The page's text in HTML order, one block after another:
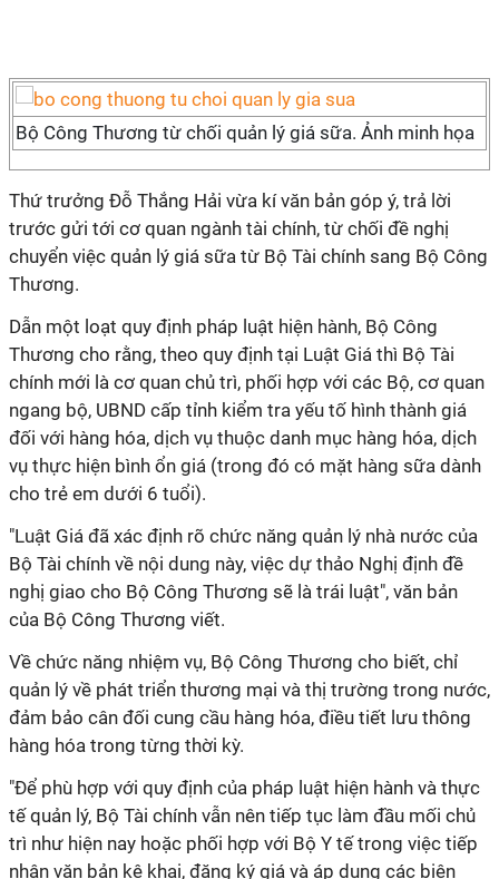
Bộ Công Thương từ chối quản lý giá sữa. Ảnh minh họa
Thứ trưởng Đỗ Thắng Hải vừa kí văn bản góp ý, trả lời
trước gửi tới cơ quan ngành tài chính, từ chối đề nghị
chuyển việc quản lý giá sữa từ Bộ Tài chính sang Bộ Công
Thương.
Dẫn một loạt quy định pháp luật hiện hành, Bộ Công
Thương cho rằng, theo quy định tại Luật Giá thì Bộ Tài
chính mới là cơ quan chủ trì, phối hợp với các Bộ, cơ quan
ngang bộ, UBND cấp tỉnh kiểm tra yếu tố hình thành giá
đối với hàng hóa, dịch vụ thuộc danh mục hàng hóa, dịch
vụ thực hiện bình ổn giá (trong đó có mặt hàng sữa dành
cho trẻ em dưới 6 tuổi).
"Luật Giá đã xác định rõ chức năng quản lý nhà nước của
Bộ Tài chính về nội dung này, việc dự thảo Nghị định đề
nghị giao cho Bộ Công Thương sẽ là trái luật", văn bản
của Bộ Công Thương viết.
Về chức năng nhiệm vụ, Bộ Công Thương cho biết, chỉ
quản lý về phát triển thương mại và thị trường trong nước,
đảm bảo cân đối cung cầu hàng hóa, điều tiết lưu thông
hàng hóa trong từng thời kỳ.
"Để phù hợp với quy định của pháp luật hiện hành và thực
tế quản lý, Bộ Tài chính vẫn nên tiếp tục làm đầu mối chủ
trì như hiện nay hoặc phối hợp với Bộ Y tế trong việc tiếp
nhận văn bản kê khai, đăng ký giá và áp dụng các biện